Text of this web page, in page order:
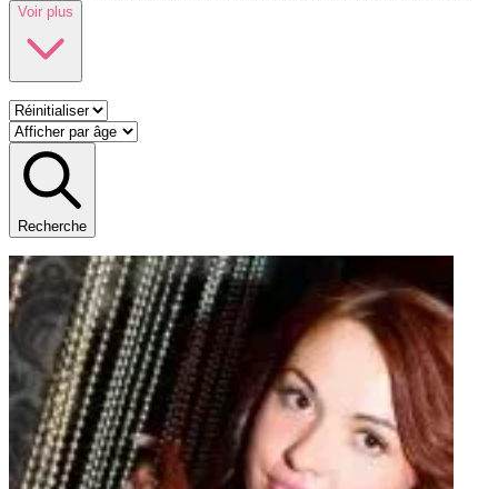
Voir plus
Recherche